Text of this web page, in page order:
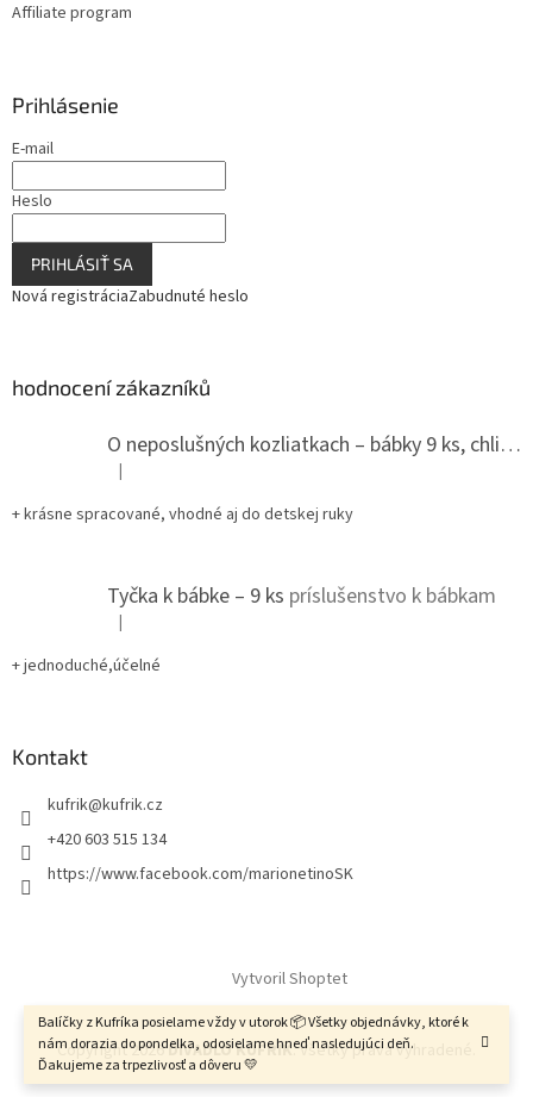
Balíčky z Kufríka posielame vždy v utorok 📦 Všetky objednávky, ktoré k
nám dorazia do pondelka, odosielame hneď nasledujúci deň.
Ďakujeme za trpezlivosť a dôveru 💛
Affiliate program
Prihlásenie
E-mail
Heslo
PRIHLÁSIŤ SA
Nová registráciaZabudnuté heslo
hodnocení zákazníků
O neposlušných kozliatkach – bábky 9 ks, chlievik
Hodnotenie produktu je 5 z 5 hviezdičiek.
|
+ krásne spracované, vhodné aj do detskej ruky
Tyčka k bábke – 9 ks príslušenstvo k bábkam
Hodnotenie produktu je 5 z 5 hviezdičiek.
|
+ jednoduché,účelné
Kontakt
kufrik@kufrik.cz
+420 603 515 134
https://www.facebook.com/marionetinoSK
Vytvoril Shoptet
Copyright 2026DIVADLO KUFRIK. Všetky práva vyhradené.